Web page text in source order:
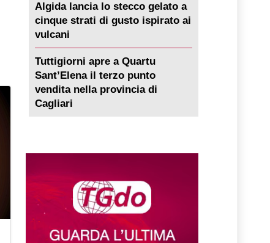
Algida lancia lo stecco gelato a
cinque strati di gusto ispirato ai
vulcani
Tuttigiorni apre a Quartu
Sant’Elena il terzo punto
vendita nella provincia di
Cagliari